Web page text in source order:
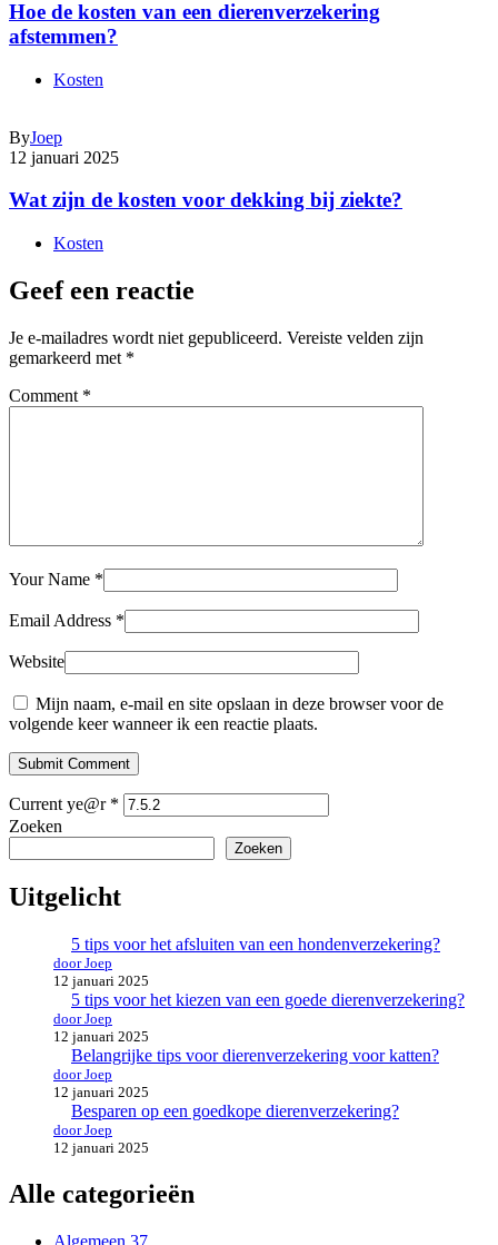
Hoe de kosten van een dierenverzekering
afstemmen?
Kosten
ByJoep
12 januari 2025
Wat zijn de kosten voor dekking bij ziekte?
Kosten
Geef een reactie
Je e-mailadres wordt niet gepubliceerd. Vereiste velden zijn
gemarkeerd met *
Comment *
Your Name *
Email Address *
Website
Mijn naam, e-mail en site opslaan in deze browser voor de
volgende keer wanneer ik een reactie plaats.
Submit Comment
Current ye@r *
Zoeken
Zoeken
Uitgelicht
5 tips voor het afsluiten van een hondenverzekering?
door Joep
12 januari 2025
5 tips voor het kiezen van een goede dierenverzekering?
door Joep
12 januari 2025
Belangrijke tips voor dierenverzekering voor katten?
door Joep
12 januari 2025
Besparen op een goedkope dierenverzekering?
door Joep
12 januari 2025
Alle categorieën
Algemeen 37